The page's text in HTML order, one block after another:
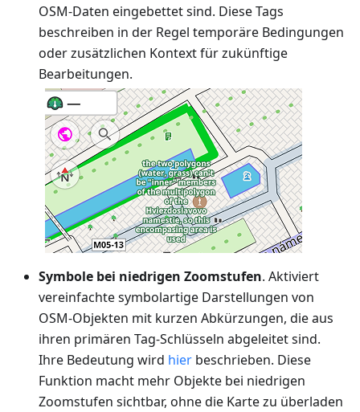
OSM-Daten eingebettet sind. Diese Tags
beschreiben in der Regel temporäre Bedingungen
oder zusätzlichen Kontext für zukünftige
Bearbeitungen.
Symbole bei niedrigen Zoomstufen. Aktiviert
vereinfachte symbolartige Darstellungen von
OSM-Objekten mit kurzen Abkürzungen, die aus
ihren primären Tag-Schlüsseln abgeleitet sind.
Ihre Bedeutung wird hier beschrieben. Diese
Funktion macht mehr Objekte bei niedrigen
Zoomstufen sichtbar, ohne die Karte zu überladen